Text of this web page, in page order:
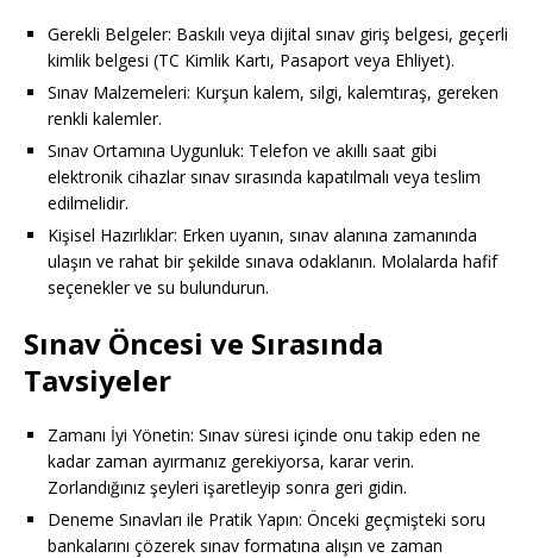
Gerekli Belgeler: Baskılı veya dijital sınav giriş belgesi, geçerli
kimlik belgesi (TC Kimlik Kartı, Pasaport veya Ehliyet).
Sınav Malzemeleri: Kurşun kalem, silgi, kalemtıraş, gereken
renkli kalemler.
Sınav Ortamına Uygunluk: Telefon ve akıllı saat gibi
elektronik cihazlar sınav sırasında kapatılmalı veya teslim
edilmelidir.
Kişisel Hazırlıklar: Erken uyanın, sınav alanına zamanında
ulaşın ve rahat bir şekilde sınava odaklanın. Molalarda hafif
seçenekler ve su bulundurun.
Sınav Öncesi ve Sırasında
Tavsiyeler
Zamanı İyi Yönetin: Sınav süresi içinde onu takip eden ne
kadar zaman ayırmanız gerekiyorsa, karar verin.
Zorlandığınız şeyleri işaretleyip sonra geri gidin.
Deneme Sınavları ile Pratik Yapın: Önceki geçmişteki soru
bankalarını çözerek sınav formatına alışın ve zaman